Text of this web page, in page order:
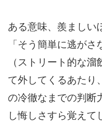
ある意味、羨ましい
「そう簡単に逃が
（ストリート的な
て外してくるあたり
の冷徹なまでの判断
し悔しさすら覚えて